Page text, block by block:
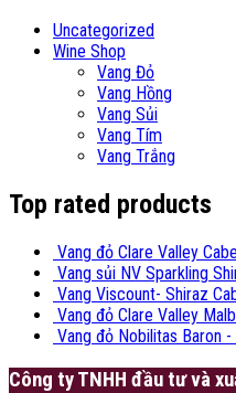
Uncategorized
Wine Shop
Vang Đỏ
Vang Hồng
Vang Sủi
Vang Tím
Vang Trắng
Top rated products
Vang đỏ Clare Valley
Vang sủi NV Sparkling
Vang Viscount- Shiraz
Vang đỏ Clare Valley
Vang đỏ Nobilitas Baron -
Công ty TNHH đầu tư và